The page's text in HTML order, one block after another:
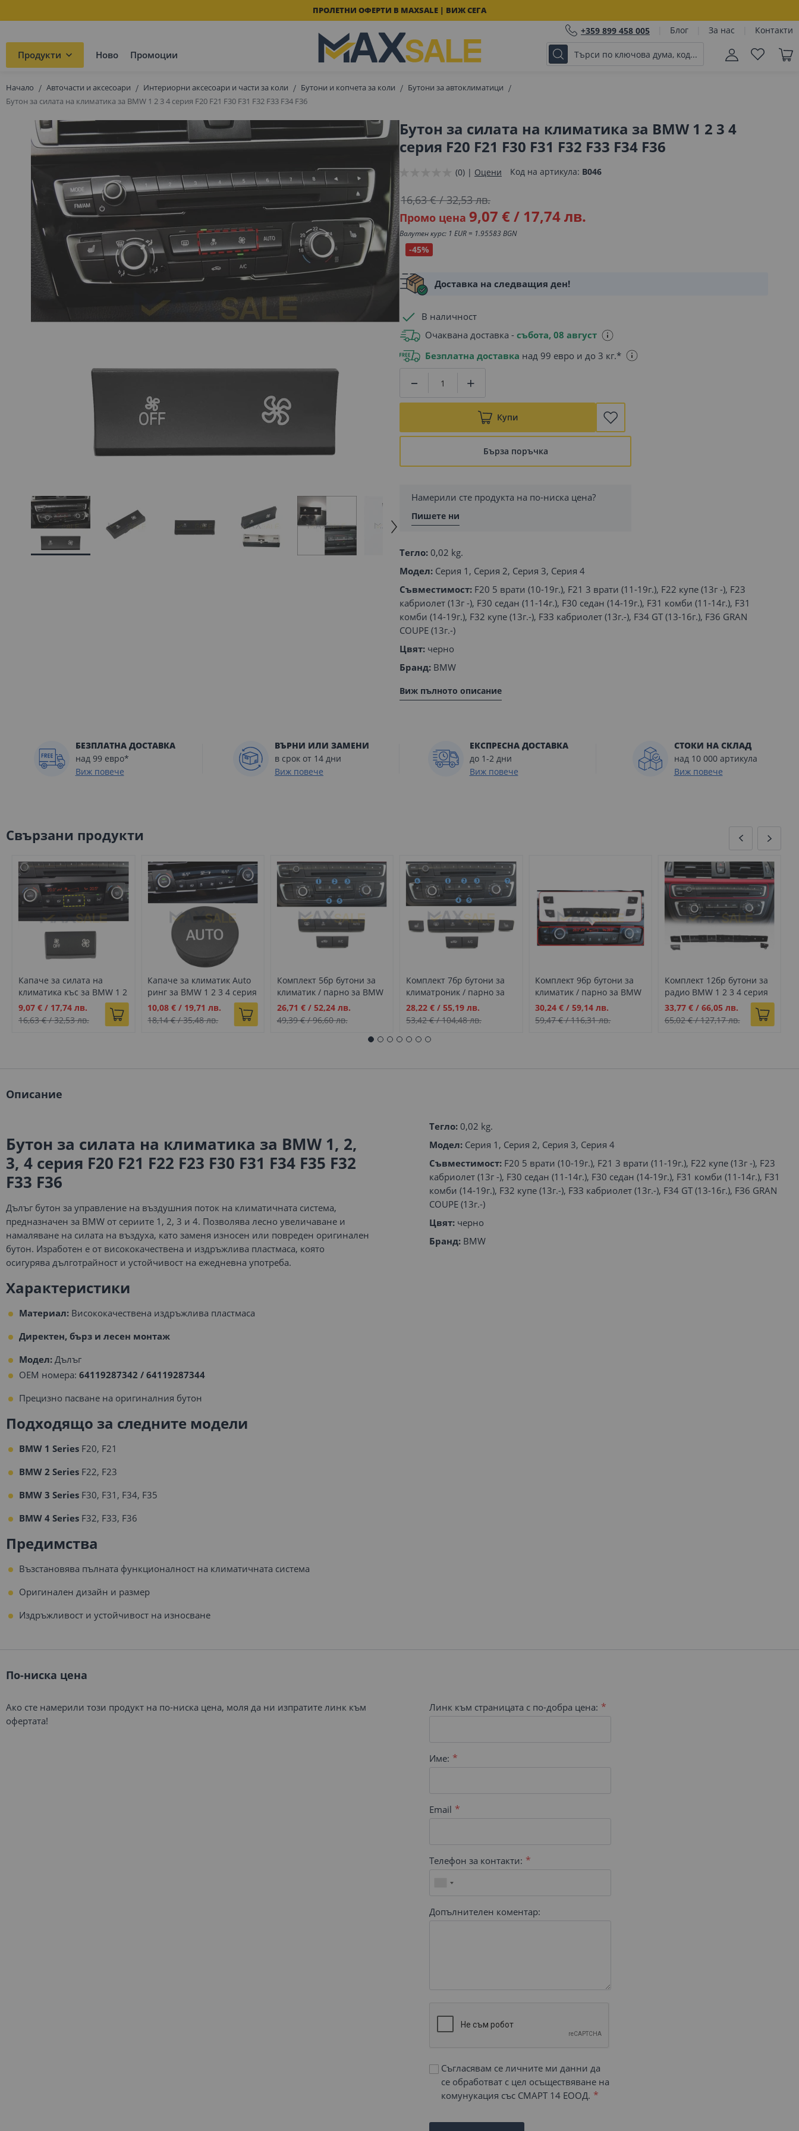
ПРОЛЕТНИ ОФЕРТИ В MAXSALE | ВИЖ СЕГА
+359 899 458 005 Блог За нас Контакти
Продукти Ново Промоции
Начало Авточасти и аксесоари Интериорни аксесоари и части за коли Бутони и копчета за коли
Бутони за автоклиматици
Бутон за силата на климатика за BMW 1 2 3 4 серия F20 F21 F30 F31 F32 F33 F34 F36
Преминете
към
края
на
галерията
на
изображенията
Бутон за силата на климатика за BMW 1 2 3 4
серия F20 F21 F30 F31 F32 F33 F34 F36
(0) | Оцени Код на артикула B046
Промо цена 9,07 €/ 17,74 лв.
16,63 €/32,53 лв.
Валутен курс: 1 EUR = 1.95583 BGN
-45%
Доставка на следващия ден!
В наличност
Очаквана доставка - събота, 08 август
Безплатна доставка над 99 евро и до 3 кг.*
Купи
Бърза поръчка
Намерили сте продукта на по-ниска цена?
Пишете ни
Тегло: 0,02 kg.
Модел: Серия 1, Серия 2, Серия 3, Серия 4
Съвместимост: F20 5 врати (10-19г.), F21 3 врати (11-19г.), F22 купе (13г -), F23
кабриолет (13г -), F30 седан (11-14г.), F30 седан (14-19г.), F31 комби (11-14г.), F31
комби (14-19г.), F32 купе (13г.-), FЗЗ кабриолет (13г.-), F34 GТ (13-16г.), FЗ6 GRAN
COUPE (13г.-)
Цвят: черно
Бранд: BMW
Виж пълното описание
БЕЗПЛАТНА ДОСТАВКА
над 99 евро*
Виж повече
ВЪРНИ ИЛИ ЗАМЕНИ
в срок от 14 дни
Виж повече
ЕКСПРЕСНА ДОСТАВКА
до 1-2 дни
Виж повече
СТОКИ НА СКЛАД
над 10 000 артикула
Виж повече
Свързани продукти
Капаче за силата на
климатика къс за BMW 1 2
3 4 серия F20 F21 F30 F31
F32 F33 F34 F36
Промо
цена
9,07 €/ 17,74 лв.
16,63 €/32,53 лв.
Капаче за климатик Auto
ринг за BMW 1 2 3 4 серия
F20 F21 F22 F23 F30 F31 F32
F33 F34 F35 F36
Промо
цена
10,08 € / 19,71 лв.
18,14 €/35,48 лв.
Комплект 5бр бутони за
климатик / парно за BMW
1 2 3 4 серия F20 F21 F30
F31 F34 F36 F87
Промо
цена
26,71 €/ 52,24 лв.
49,39 €/96,60 лв.
Комплект 7бр бутони за
климатроник / парно за
BMW 1 2 3 4 серия F20 F21
F30 F31 F34 F36 F87
Промо
цена
28,22 €/ 55,19 лв.
53,42 €/104,48 лв.
Комплект 9бр бутони за
климатик / парно за BMW
1 2 3 4 серия F20 F21 F30
F31 F34 F36 F87
Промо
цена
30,24 € /59,14 лв.
59,47 €/116,31 лв.
Комплект 12бр бутони за
радио BMW 1 2 3 4 серия
F20 F21 F30 F31 F34 F36 F87
Промо
цена
33,77 €/ 66,05 лв.
65,02 €/127,17 лв.
Описание
Бутон за силата на климатика за BMW 1, 2,
3, 4 серия F20 F21 F22 F23 F30 F31 F34 F35 F32
F33 F36
Дълъг бутон за управление на въздушния поток на климатичната система,
предназначен за BMW от сериите 1, 2, 3 и 4. Позволява лесно увеличаване и
намаляване на силата на въздуха, като заменя износен или повреден оригинален
бутон. Изработен е от висококачествена и издръжлива пластмаса, която
осигурява дълготрайност и устойчивост на ежедневна употреба.
Характеристики
Материал: Висококачествена издръжлива пластмаса
Директен, бърз и лесен монтаж
Модел: Дълъг
OEM номера: 64119287342 / 64119287344
Прецизно пасване на оригиналния бутон
Подходящо за следните модели
BMW 1 Series F20, F21
BMW 2 Series F22, F23
BMW 3 Series F30, F31, F34, F35
BMW 4 Series F32, F33, F36
Предимства
Възстановява пълната функционалност на климатичната система
Оригинален дизайн и размер
Издръжливост и устойчивост на износване
Тегло: 0,02 kg.
Модел: Серия 1, Серия 2, Серия 3, Серия 4
Съвместимост: F20 5 врати (10-19г.), F21 3 врати (11-19г.), F22 купе (13г -), F23
кабриолет (13г -), F30 седан (11-14г.), F30 седан (14-19г.), F31 комби (11-14г.), F31
комби (14-19г.), F32 купе (13г.-), FЗЗ кабриолет (13г.-), F34 GТ (13-16г.), FЗ6 GRAN
COUPE (13г.-)
Цвят: черно
Бранд: BMW
По-ниска цена
Ако сте намерили този продукт на по-ниска цена, моля да ни изпратите линк към
офертата!
Линк към страницата с по-добра цена:
Име:
Email
Телефон за контакти:
Допълнителен коментар:
Съгласявам се личните ми данни да
се обработват с цел осъществяване на
комунукация със СМАРТ 14 ЕООД.